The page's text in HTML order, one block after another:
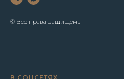
© Все права защищены